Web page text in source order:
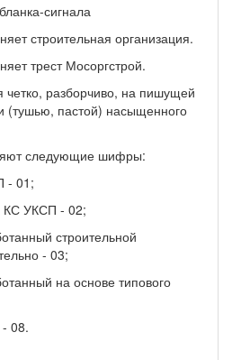
сигнала
строительная организация.
трест Мосоргстрой.
разборчиво, на пишущей
(тушью, пастой) насыщенного
следующие шифры:
- 01;
КС УКСП - 02;
строительной
- 03;
на основе типового
08.